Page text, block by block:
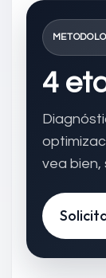
4
vea bien,